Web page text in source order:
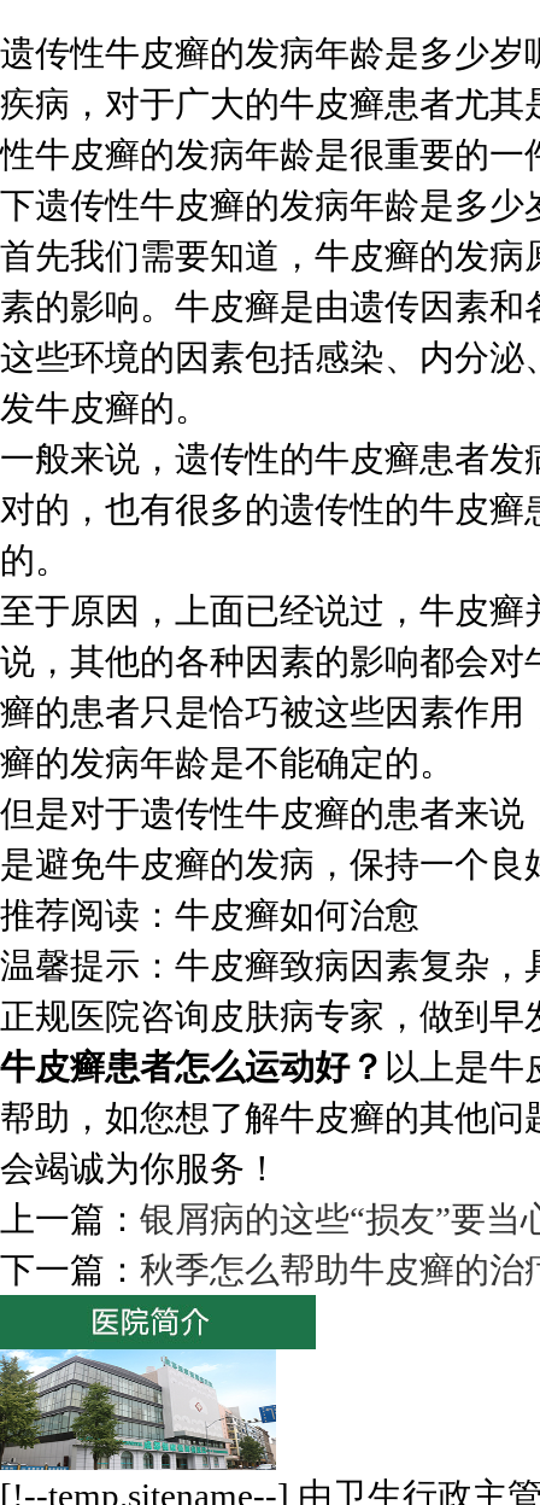
遗传性牛皮癣的发病年龄是多少
疾病，对于广大的牛皮癣患者尤
性牛皮癣的发病年龄是很重要的
下遗传性牛皮癣的发病年龄是多少
首先我们需要知道，牛皮癣的发
素的影响。牛皮癣是由遗传因素
这些环境的因素包括感染、内分
发牛皮癣的。
一般来说，遗传性的牛皮癣患者
对的，也有很多的遗传性的牛皮
的。
至于原因，上面已经说过，牛皮
说，其他的各种因素的影响都会
癣的患者只是恰巧被这些因素作
癣的发病年龄是不能确定的。
但是对于遗传性牛皮癣的患者来
是避免牛皮癣的发病，保持一个
推荐阅读：牛皮癣如何治愈
温馨提示：牛皮癣致病因素复杂
正规医院咨询皮肤病专家，做到
牛皮癣患者怎么运动好？ 以上是牛
帮助，如您想了解牛皮癣的其他
会竭诚为你服务！
上一篇： 银屑病的这些“损友”要当
下一篇： 秋季怎么帮助牛皮癣的治
[!--temp.sitename--] 由卫生行政主